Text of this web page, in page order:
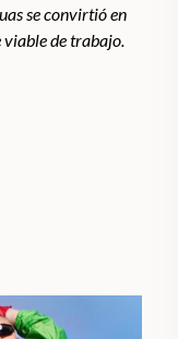
se convirtió en
viable de trabajo.